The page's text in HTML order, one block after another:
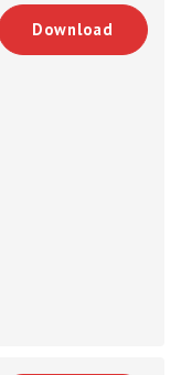
Download